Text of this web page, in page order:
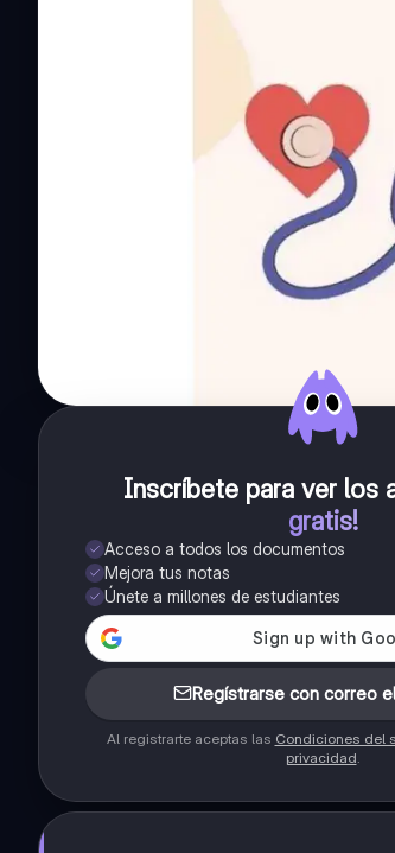
Inscríbete para ver los
gratis!
Acceso a todos los documentos
Mejora tus notas
Únete a millones de estudiantes
Regístrarse con correo
Al registrarte aceptas las Condiciones del
privacidad.